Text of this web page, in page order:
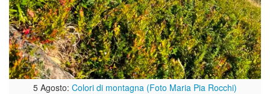
5 Agosto: Colori di montagna (Foto Maria Pia Rocchi)